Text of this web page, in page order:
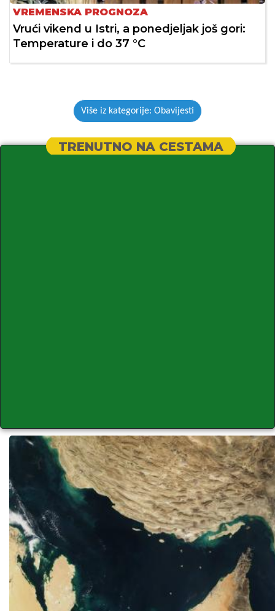
VREMENSKA PROGNOZA
Vrući vikend u Istri, a ponedjeljak još gori:
Temperature i do 37 °C
Više iz kategorije: Obavijesti
TRENUTNO NA CESTAMA